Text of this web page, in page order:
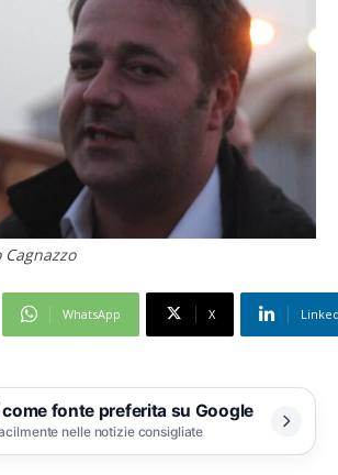
WhatsApp X
fonte preferita su Google
nelle notizie consigliate